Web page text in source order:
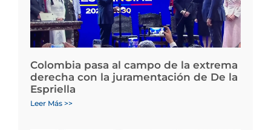
Colombia pasa al campo de la extrema
derecha con la juramentación de De la
Espriella
Leer Más >>